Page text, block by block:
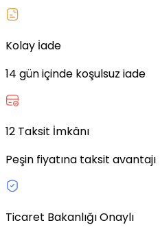
Kolay İade
14 gün içinde koşulsuz iade
12 Taksit İmkânı
Peşin fiyatına taksit avantajı
Ticaret Bakanlığı Onaylı